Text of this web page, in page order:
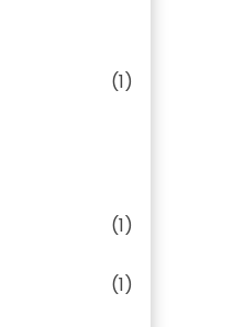
(1)
(1)
(1)